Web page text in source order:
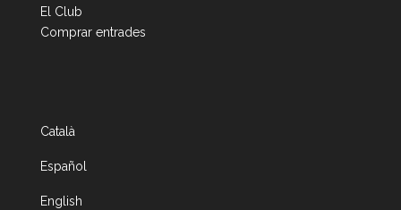
El Club
Comprar entrades
Català
Español
English